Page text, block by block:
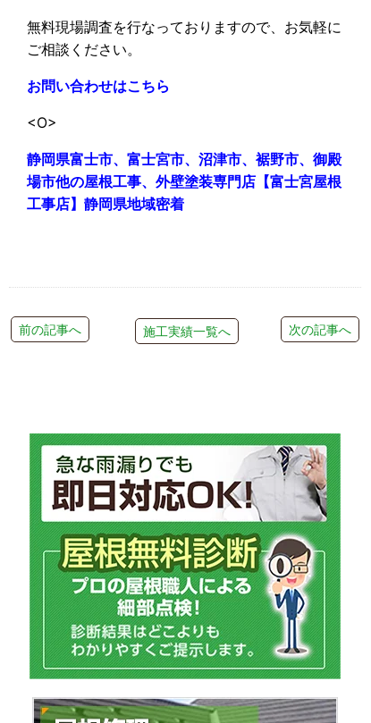
無料現場調査を行なっておりますので、お気軽に
ご相談ください。
お問い合わせはこちら
<O>
静岡県富士市、富士宮市、沼津市、裾野市、御殿
場市他の屋根工事、外壁塗装専門店【富士宮屋根
工事店】静岡県地域密着
前の記事へ 次の記事へ
施工実績一覧へ